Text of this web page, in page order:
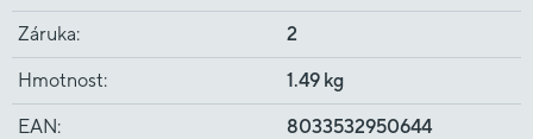
Záruka: 2
Hmotnost: 1.49 kg
EAN: 8033532950644